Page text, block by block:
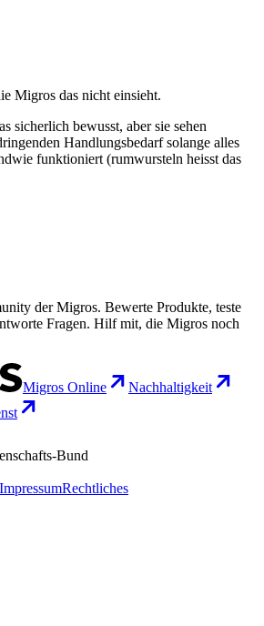
Migros das nicht einsieht.
sicherlich bewusst, aber sie sehen
Handlungsbedarf solange alles
funktioniert (rumwursteln heisst das
der Migros. Bewerte Produkte, teste
Fragen. Hilf mit, die Migros noch
Migros Online
Nachhaltigkeit
Bund
ImpressumRechtliches